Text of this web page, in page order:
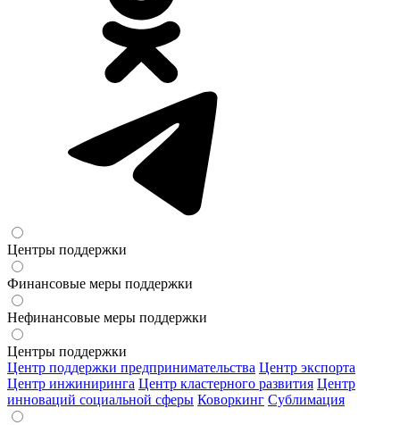
Центры поддержки
Финансовые меры поддержки
Нефинансовые меры поддержки
Центры поддержки
Центр поддержки предпринимательства Центр экспорта
Центр инжиниринга Центр кластерного развития Центр
инноваций социальной сферы Коворкинг Сублимация